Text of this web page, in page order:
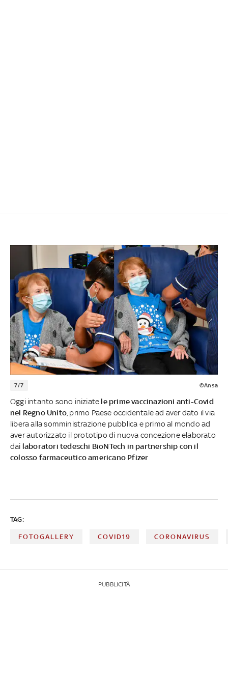
7/7 ©Ansa
Oggi intanto sono iniziate le prime vaccinazioni anti-Covid
nel Regno Unito , primo Paese occidentale ad aver dato il via
libera alla somministrazione pubblica e primo al mondo ad
aver autorizzato il prototipo di nuova concezione elaborato
dai laboratori tedeschi BioNTech in partnership con il
colosso farmaceutico americano Pfizer
TAG:
FOTOGALLERY COVID19 CORONAVIRUS
PUBBLICITÀ